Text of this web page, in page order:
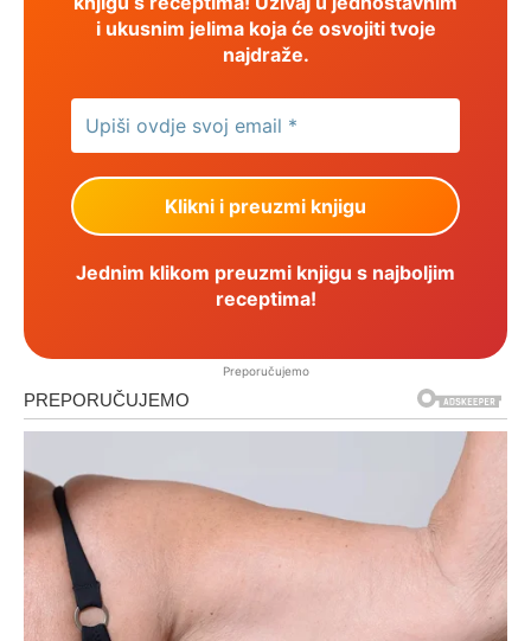
i ukusnim jelima koja će osvojiti tvoje
najdraže.
Jednim klikom preuzmi knjigu s najboljim
receptima!
Preporučujemo